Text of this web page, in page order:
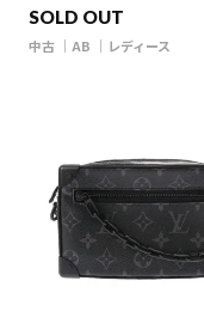
SOLD OUT
中古 AB レディース